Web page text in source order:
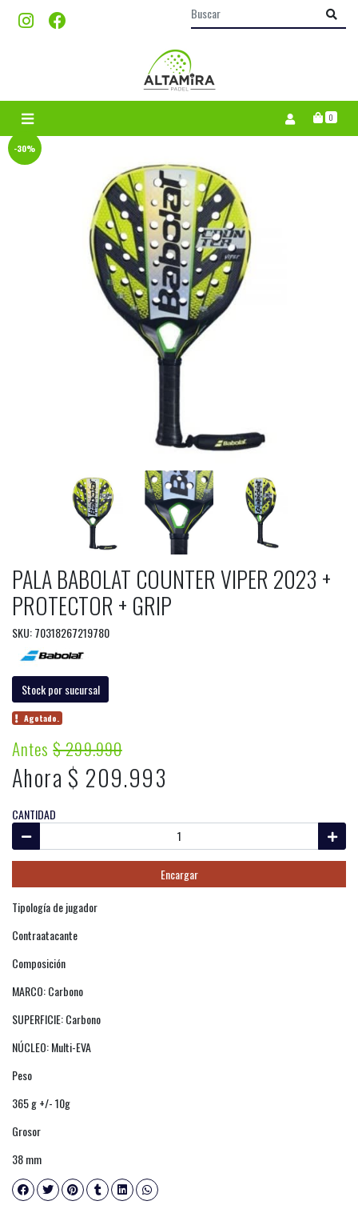
0
-30%
PALA BABOLAT COUNTER VIPER 2023 +
PROTECTOR + GRIP
SKU: 70318267219780
Stock por sucursal
Agotado.
Antes$ 299.990
Ahora $ 209.993
CANTIDAD
Encargar
Tipología de jugador
Contraatacante
Composición
MARCO: Carbono
SUPERFICIE: Carbono
NÚCLEO: Multi-EVA
Peso
365 g +/- 10g
Grosor
38 mm